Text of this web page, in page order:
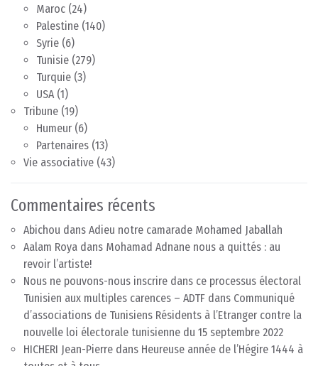
Maroc (24)
Palestine (140)
Syrie (6)
Tunisie (279)
Turquie (3)
USA(1)
Tribune (19)
Humeur (6)
Partenaires (13)
Vie associative (43)
Commentaires récents
Abichou dans Adieu notre camarade Mohamed Jaballah
Aalam Roya dans Mohamad Adnane nous a quittés : au
revoir l’artiste!
Nous ne pouvons-nous inscrire dans ce processus électoral
Tunisien aux multiples carences – ADTF dans Communiqué
d’associations de Tunisiens Résidents à l’Etranger contre la
nouvelle loi électorale tunisienne du 15 septembre 2022
HICHERI Jean-Pierre dans Heureuse année de l’Hégire 1444 à